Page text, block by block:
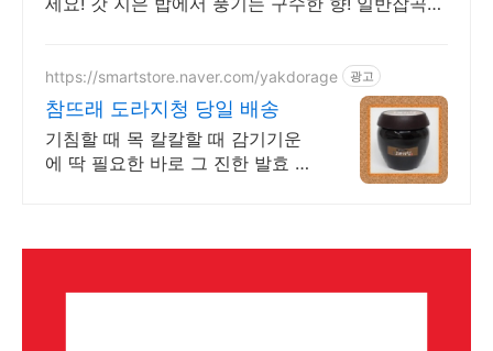
https://smartstore.naver.com/yakdorage 광고
참뜨래 도라지청 당일 배송
기침할 때 목 칼칼할 때 감기기운
에 딱 필요한 바로 그 진한 발효 도